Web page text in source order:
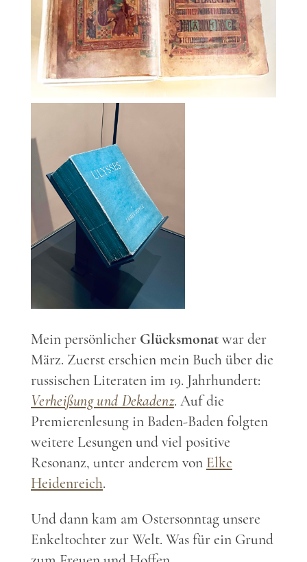
Mein persönlicher Glücksmonatwar der
März. Zuerst erschien mein Buch über die
russischen Literaten im 19. Jahrhundert:
Verheißung und Dekadenz. Auf die
Premierenlesung in Baden-Baden folgten
weitere Lesungen und viel positive
Resonanz, unter anderem von Elke
Heidenreich.
Und dann kam am Ostersonntag unsere
Enkeltochter zur Welt. Was für ein Grund